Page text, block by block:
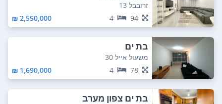
זרובבל 13
94
4
2,550,000 ₪
בת ים
משעול אייל 30
78
4
1,690,000 ₪
בת ים צפון מערב